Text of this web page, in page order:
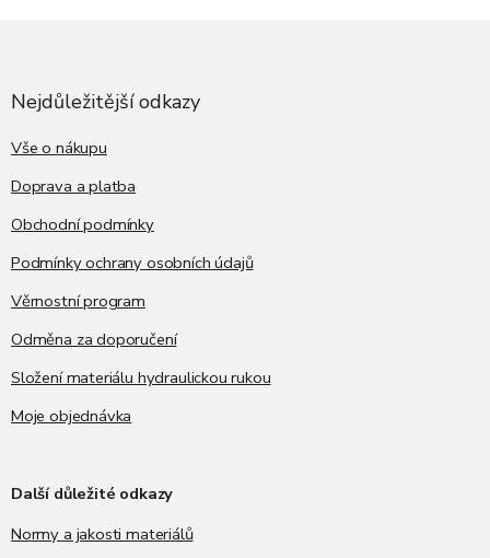
Nejdůležitější odkazy
Vše o nákupu
Doprava a platba
Obchodní podmínky
Podmínky ochrany osobních údajů
Věrnostní program
Odměna za doporučení
Složení materiálu hydraulickou rukou
Moje objednávka
Další důležité odkazy
Normy a jakosti materiálů